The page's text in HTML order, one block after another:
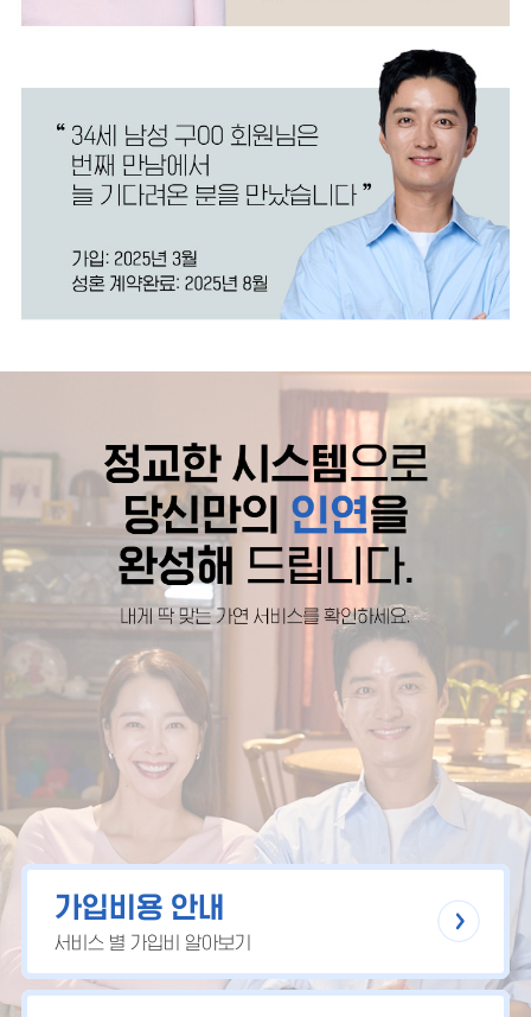
가입비용 안내
서비스 별 가입비 알아보기